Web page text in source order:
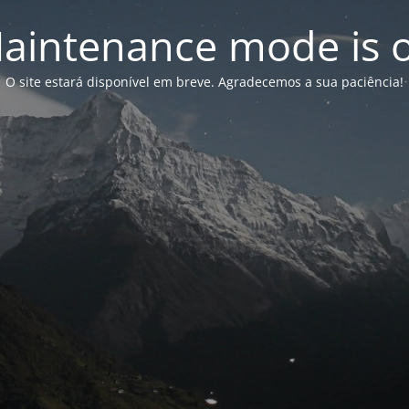
mode is
O site estará disponível em breve. Agradecemos a sua paciência!